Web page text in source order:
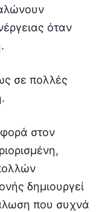
όταν
σε πολλές
στον
δημιουργεί
που συχνά